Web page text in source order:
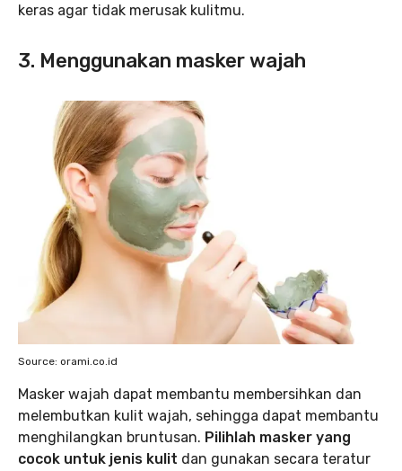
keras agar tidak merusak kulitmu.
3. Menggunakan masker wajah
Source: orami.co.id
Masker wajah dapat membantu membersihkan dan
melembutkan kulit wajah, sehingga dapat membantu
menghilangkan bruntusan. Pilihlah masker yang
cocok untuk jenis kulit dan gunakan secara teratur